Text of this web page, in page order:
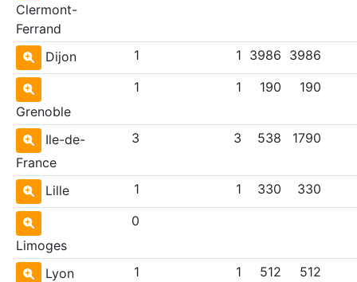
Clermont-
Ferrand
Dijon 1 1 3986 3986
Grenoble
1 1 190 190
Ile-de-
France
3 3 538 1790
Lille 1 1 330 330
Limoges
0
Lyon 1 1 512 512